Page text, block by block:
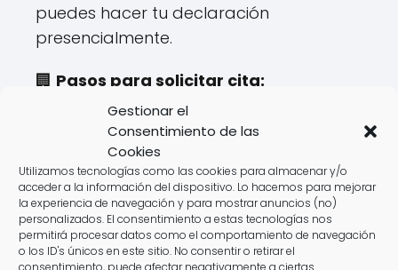
Gestionar el
Consentimiento de las
Cookies
Utilizamos tecnologías como las cookies para almacenar y/o
acceder a la información del dispositivo. Lo hacemos para mejorar
la experiencia de navegación y para mostrar anuncios (no)
personalizados. El consentimiento a estas tecnologías nos
permitirá procesar datos como el comportamiento de navegación
o los ID's únicos en este sitio. No consentir o retirar el
consentimiento, puede afectar negativamente a ciertas
puedes hacer tu declaración
presencialmente.
🏢 Pasos para solicitar cita:
✔️ Disponible hasta el
✔️ Se gestiona a través de la web o
teléfono de laAgencia Tributaria
✔️ Requiere aportar documentación
específica.
⚠️Desventajas: